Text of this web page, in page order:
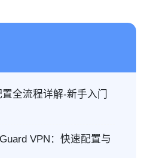
全流程详解-新手入门
VPN：快速配置与